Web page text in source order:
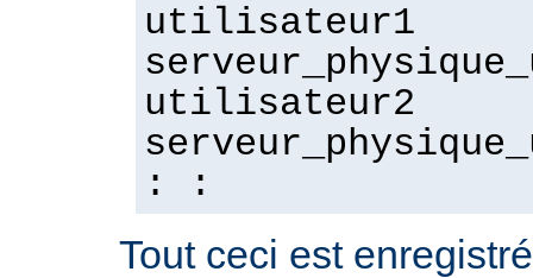
utilisateur1
utilisateur2
: :
Tout ceci est